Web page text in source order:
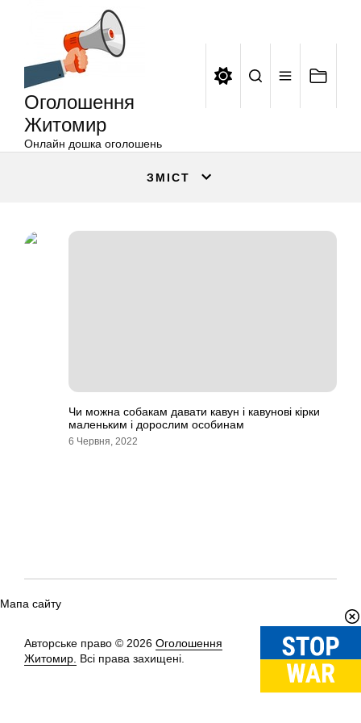
Оголошення
Житомир
Онлайн дошка оголошень
ЗМІСТ
Чи можна собакам давати кавун і кавунові кірки
маленьким і дорослим особинам
6 Червня, 2022
Мапа сайту
Авторське право © 2026 Оголошення
Житомир. Всі права захищені.
Вгору↑